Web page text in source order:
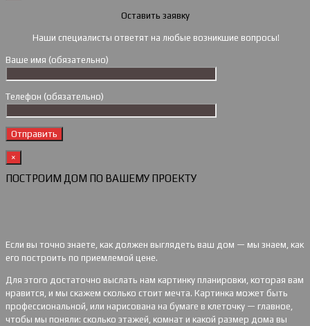
Оставить заявку
Наши специалисты ответят на любые возникшие вопросы!
Ваше имя (обязательно)
Телефон (обязательно)
×
ПОСТРОИМ ДОМ ПО ВАШЕМУ ПРОЕКТУ
Если вы точно знаете, как должен выглядеть ваш дом — мы знаем, как
его построить по приемлемой цене.
Для этого достаточно выслать нам картинку планировки, которая вам
нравится, и мы скажем сколько стоит мечта. Картинка может быть
профессиональной, или нарисована на бумаге в клеточку — главное,
чтобы мы поняли: сколько этажей, комнат и какой размер дома вы